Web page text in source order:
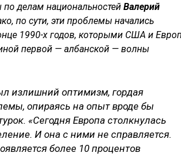
по делам национальностей Валерий
по сути, эти проблемы начались
1990-х годов, которыми США и
первой — албанской — волны
излишний оптимизм, гордая
опираясь на опыт вроде бы
«Сегодня Европа столкнулась
И она с ними не справляется.
более 10 процентов